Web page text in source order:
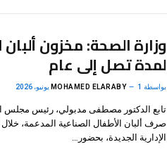
وزارة الصحة: مخزون
لمدة تصل إلى عام
بواسطة MOHAMED ELARABY 1 يونيو، 2026
تابع الدكتور مصطفى مدبولي، رئيس مجلس
صرف ألبان الأطفال الصناعية المدعمة،
الإدارية الجديدة، بحضور…